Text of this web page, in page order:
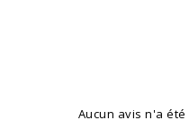
Aucun avis n'a